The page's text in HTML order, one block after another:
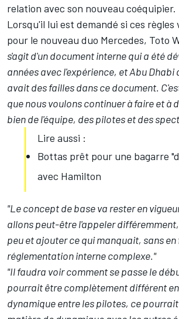
relation avec son nouveau coéquipier.
Lorsqu'il lui est demandé si ces
pour le nouveau duo Mercedes, Toto
s'agit d'un document interne qui a été
années avec l'expérience, et Abu Dhabi
avait des failles dans ce document.
que nous voulons continuer à faire et à
bien de l'équipe, des pilotes et des
Lire aussi :
Bottas prêt pour une bagarre
avec Hamilton
"Le concept de base va rester en
allons peut-être l'appeler
peu et ajouter ce qui manquait, sans en
réglementation interne complexe."
"Il faudra voir comment se passe le
pourrait être complètement différent
dynamique entre les pilotes, ce